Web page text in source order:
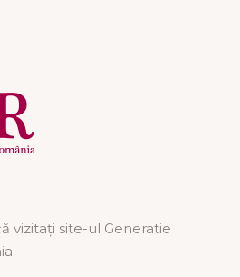
vizitați site-ul Generatie